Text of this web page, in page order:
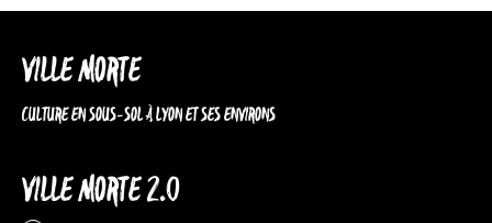
VILLE MORTE
CULTURE EN SOUS-SOL À LYON ET SES ENVIRONS
VILLE MORTE 2.0